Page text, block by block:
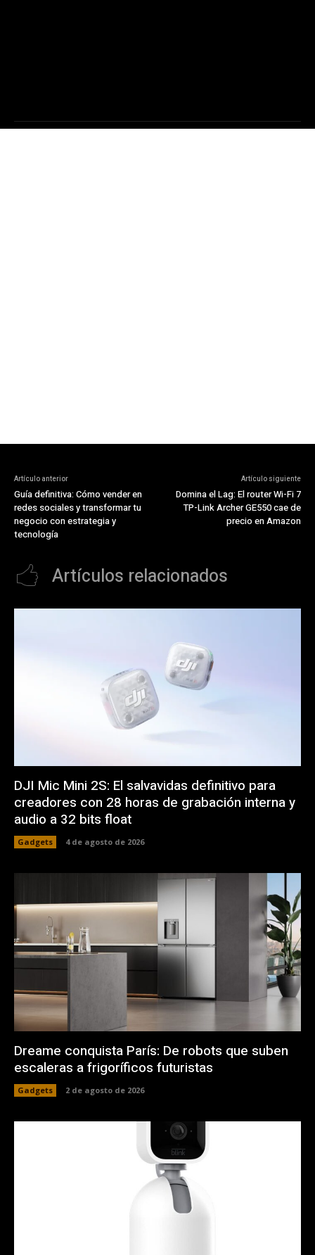
Artículo anterior
Guía definitiva: Cómo vender en
redes sociales y transformar tu
negocio con estrategia y
tecnología
Artículo siguiente
Domina el Lag: El router Wi-Fi 7
TP-Link Archer GE550 cae de
precio en Amazon
Artículos relacionados
DJI Mic Mini 2S: El salvavidas definitivo para
creadores con 28 horas de grabación interna y
audio a 32 bits float
Gadgets 4 de agosto de 2026
Dreame conquista París: De robots que suben
escaleras a frigoríficos futuristas
Gadgets 2 de agosto de 2026